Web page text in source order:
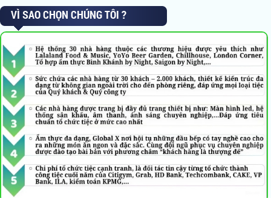
VÌ SAO CHỌN CHÚNG TÔI ?